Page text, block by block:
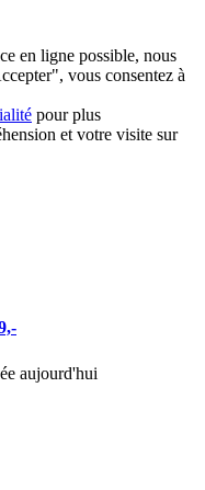
en ligne possible, nous
vous consentez à
pour plus
et votre visite sur
aujourd'hui